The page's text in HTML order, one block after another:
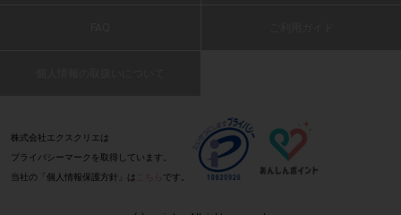
・レシート以外のものを一緒に撮影しないでください。
（商品本体、新聞、チラシ、柄の背景など）
: 0
黒胡椒の風味が効いていて美味しいです。コ
株式会社エクスクリエは
プライバシーマークを取得しています。
当社の「個人情報保護方針」は
です。